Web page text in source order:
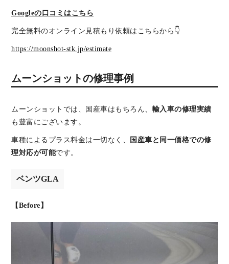
Googleの口コミはこちら
完全無料のオンライン見積もり依頼はこちらから👇
https://moonshot-stk.jp/estimate
ムーンショットの修理事例
ムーンショットでは、国産車はもちろん、 輸入車の修理実績
も豊富にございます。
車種によるプラス料金は一切なく、
国産車と同一価格での修
理対応が可能です。
ベンツGLA
【Before】